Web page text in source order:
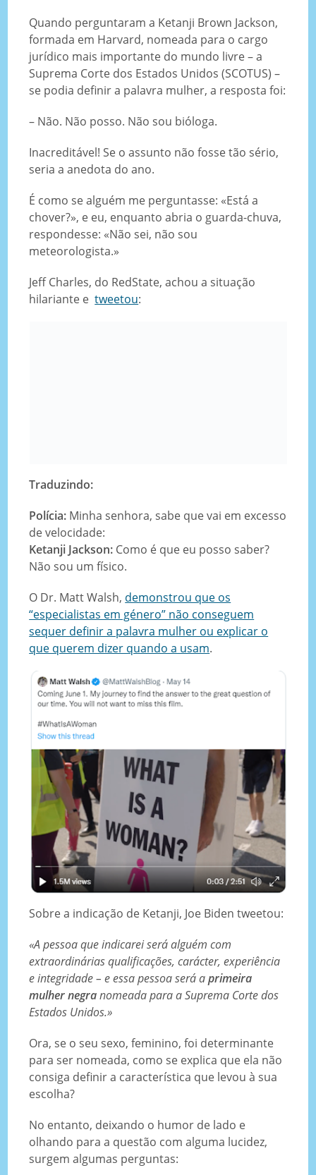
Quando perguntaram a Ketanji Brown Jackson,
formada em Harvard, nomeada para o cargo
jurídico mais importante do mundo livre – a
Suprema Corte dos Estados Unidos (SCOTUS) –
se podia definir a palavra mulher, a resposta foi:
– Não. Não posso. Não sou bióloga.
Inacreditável! Se o assunto não fosse tão sério,
seria a anedota do ano.
É como se alguém me perguntasse: «Está a
chover?», e eu, enquanto abria o guarda-chuva,
respondesse: «Não sei, não sou
meteorologista.»
Jeff Charles, do RedState, achou a situação
hilariante etweetou:
Traduzindo:
Polícia: Minha senhora, sabe que vai em excesso
de velocidade:
Ketanji Jackson: Como é que eu posso saber?
Não sou um físico.
O Dr. Matt Walsh, demonstrou que os
“especialistas em género” não conseguem
sequer definir a palavra mulher ou explicar o
que querem dizer quando a usam.
Sobre a indicação de Ketanji, Joe Biden tweetou:
«A pessoa que indicarei será alguém com
extraordinárias qualificações, carácter, experiência
e integridade – e essa pessoa será aprimeira
mulher negranomeada para a Suprema Corte dos
Estados Unidos.»
Ora, se o seu sexo, feminino, foi determinante
para ser nomeada, como se explica que ela não
consiga definir a característica que levou à sua
escolha?
No entanto, deixando o humor de lado e
olhando para a questão com alguma lucidez,
surgem algumas perguntas: